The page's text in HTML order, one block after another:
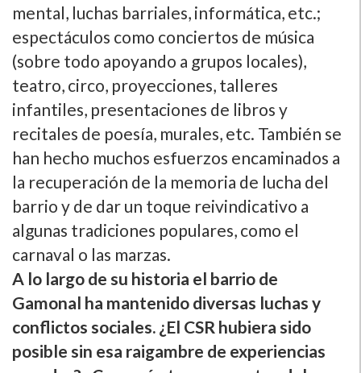
mental, luchas barriales, informática, etc.;
espectáculos como conciertos de música
(sobre todo apoyando a grupos locales),
teatro, circo, proyecciones, talleres
infantiles, presentaciones de libros y
recitales de poesí­a, murales, etc. También se
han hecho muchos esfuerzos encaminados a
la recuperación de la memoria de lucha del
barrio y de dar un toque reivindicativo a
algunas tradiciones populares, como el
carnaval o las marzas.
A lo largo de su historia el barrio de
Gamonal ha mantenido diversas luchas y
conflictos sociales. ¿El CSR hubiera sido
posible sin esa raigambre de experiencias